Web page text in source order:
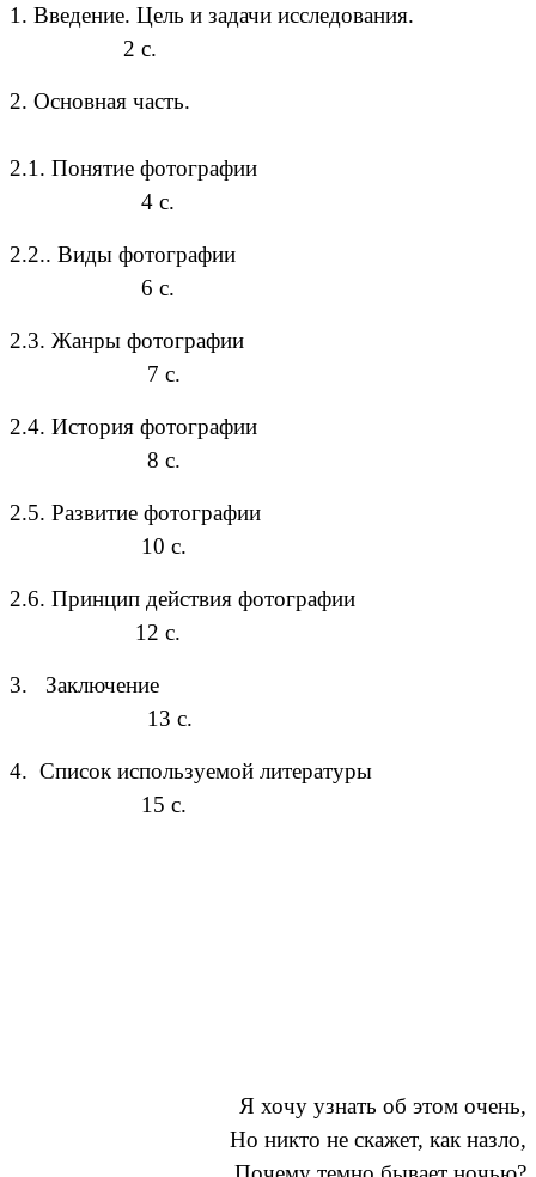
1. Введение. Цель и задачи исследования.
2 с.
2. Основная часть.
2.1. Понятие фотографии
4 с.
2.2.. Виды фотографии
6 с.
2.3. Жанры фотографии
7 с.
2.4. История фотографии
8 с.
2.5. Развитие фотографии
10 с.
2.6. Принцип действия фотографии
12 с.
3. Заключение
13 с.
4. Список используемой литературы
15 с.
Я хочу узнать об этом очень,
Но никто не скажет, как назло,